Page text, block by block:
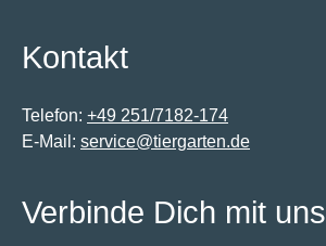
Kontakt
Telefon: +49 251/7182-174
E-Mail: service@tiergarten.de
Verbinde Dich mit uns